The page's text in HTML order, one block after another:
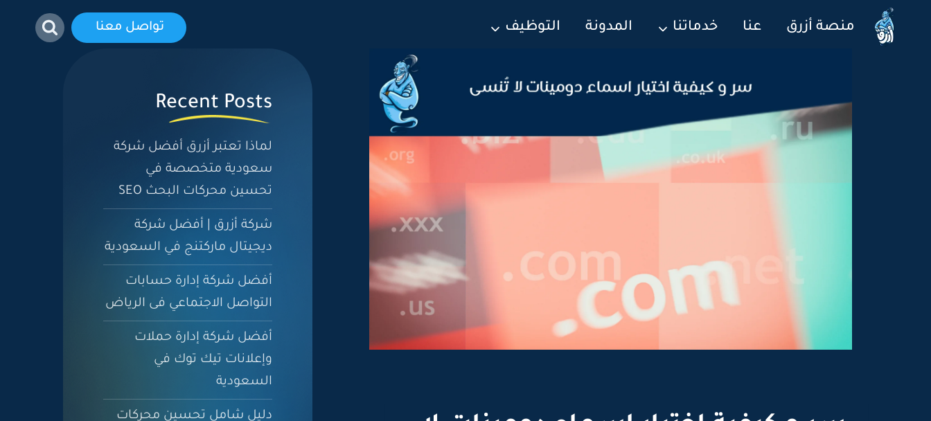
منصة أزرق عنا خدماتنا المدونة التوظيف تواصل معنا
Recent Posts
لماذا تعتبر أزرق أفضل شركة
سعودية متخصصة في
تحسين محركات البحث SEO
شركة أزرق | أفضل شركة
ديجيتال ماركتنج في السعودية
أفضل شركة إدارة حسابات
التواصل الاجتماعي فى الرياض
أفضل شركة إدارة حملات
وإعلانات تيك توك في
السعودية
دليل شامل تحسين محركات